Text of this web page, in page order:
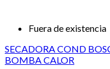
Fuera de existencia
SECADORA COND
BOMBA CALOR